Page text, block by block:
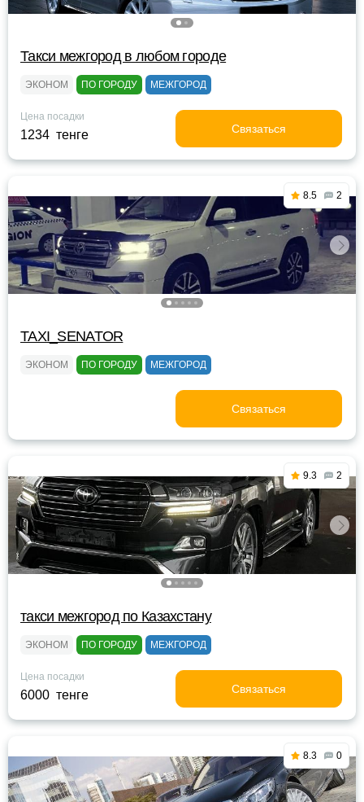
Такси межгород в любом городе
ЭКОНОМ ПО ГОРОДУ МЕЖГОРОД
Цена посадки
1234 тенге Связаться
8.5 2
TAXI_SENATOR
ЭКОНОМ ПО ГОРОДУ МЕЖГОРОД
Связаться
9.3 2
такси межгород по Казахстану
ЭКОНОМ ПО ГОРОДУ МЕЖГОРОД
Цена посадки
6000 тенге Связаться
8.3 0